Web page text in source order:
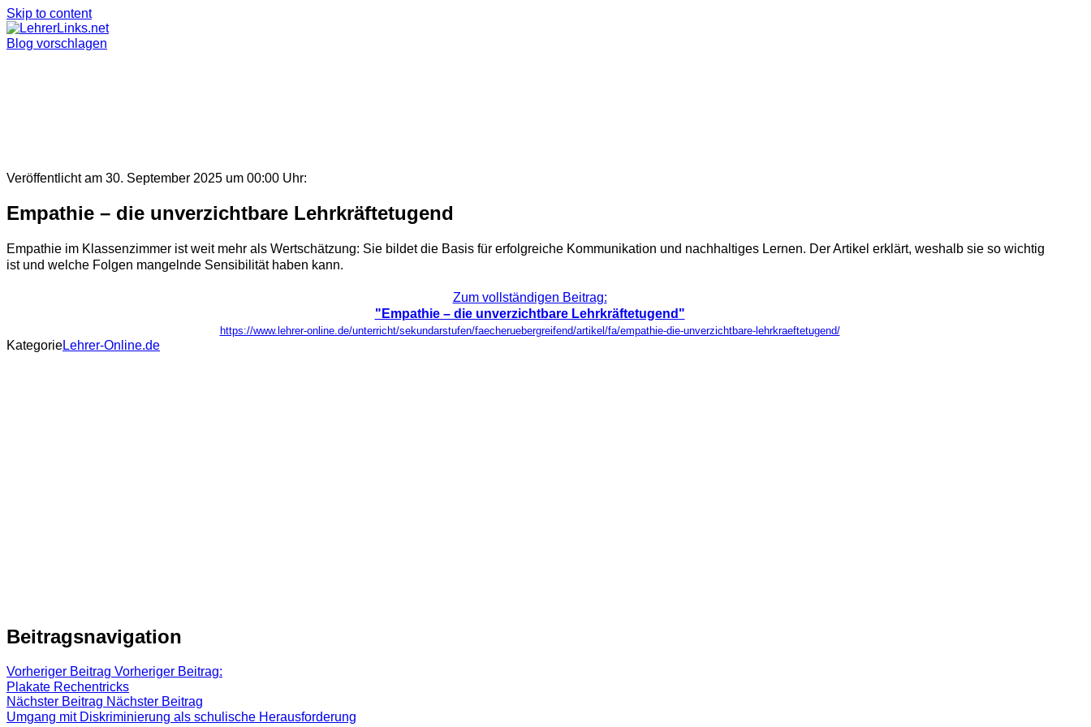
Skip to content
Blog vorschlagen
Veröffentlicht am 30. September 2025 um 00:00 Uhr:
Empathie – die unverzichtbare Lehrkräftetugend
Empathie im Klassenzimmer ist weit mehr als Wertschätzung: Sie bildet die Basis für erfolgreiche Kommunikation und nachhaltiges Lernen. Der Artikel erklärt, weshalb sie so wichtig
ist und welche Folgen mangelnde Sensibilität haben kann.
Zum vollständigen Beitrag:
"Empathie – die unverzichtbare Lehrkräftetugend"
https://www.lehrer-online.de/unterricht/sekundarstufen/faecheruebergreifend/artikel/fa/empathie-die-unverzichtbare-lehrkraeftetugend/
KategorieLehrer-Online.de
Beitragsnavigation
Vorheriger Beitrag Vorheriger Beitrag:
Plakate Rechentricks
Nächster Beitrag Nächster Beitrag
Umgang mit Diskriminierung als schulische Herausforderung